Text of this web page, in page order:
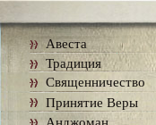
Авеста
Традиция
Священничество
Принятие Веры